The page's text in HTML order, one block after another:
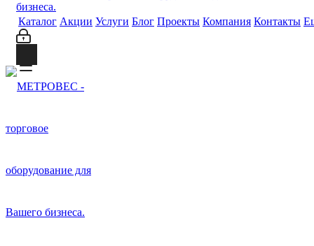
Каталог Акции Услуги Блог Проекты Компания Контакты